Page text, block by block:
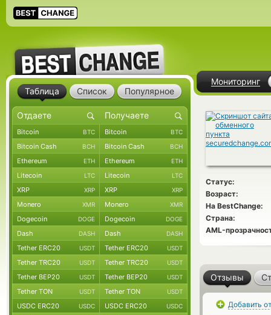
Мониторинг
Статус:
Возраст:
На BestChange:
Страна:
AML-
Отзывы
Добавить
Таблица Список Популярное
Bitcoin BTC Bitcoin BTC
Bitcoin Cash BCH Bitcoin Cash BCH
Ethereum ETH Ethereum ETH
Litecoin LTC Litecoin LTC
XRP XRP XRP XRP
Monero XMR Monero XMR
Dogecoin DOGE Dogecoin DOGE
Dash DASH Dash DASH
Tether ERC20 USDT Tether ERC20 USDT
Tether TRC20 USDT Tether TRC20 USDT
Tether BEP20 USDT Tether BEP20 USDT
Tether TON USDT Tether TON USDT
USDC ERC20 USDC USDC ERC20 USDC